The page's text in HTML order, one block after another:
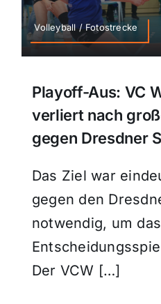
Sport
Panorama
Galerie
Verkehrsmeldungen
Volleyball / Fotostrecke
Playoff-Aus: VC
verliert nach
gegen Dresdner
Das Ziel war
gegen den
notwendig, um das
Der VCW […]